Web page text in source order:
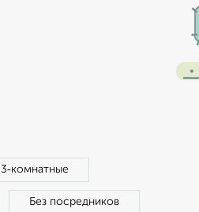
3‑комнатные
Без посредников